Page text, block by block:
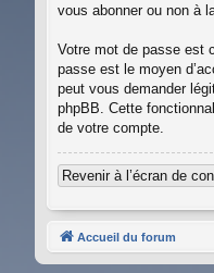
vous abonner ou non à
Votre mot de passe est
passe est le moyen
peut vous demander
phpBB. Cette
de votre compte.
Revenir à l’écran de
Accueil du forum